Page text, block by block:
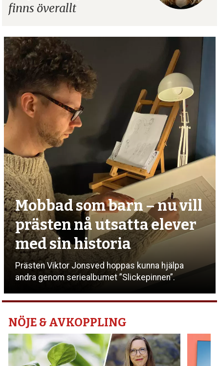
finns överallt
Mobbad som barn – nu vill
prästen nå utsatta elever
med sin historia
Prästen Viktor Jonsved hoppas kunna hjälpa
andra genom seriealbumet ”Slickepinnen”.
NÖJE & AVKOPPLING